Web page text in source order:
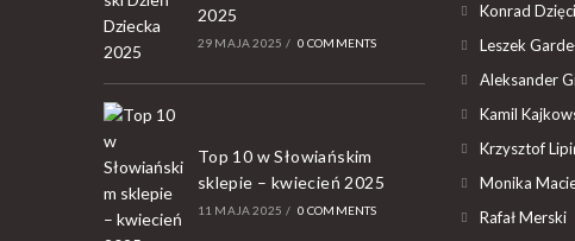
2025
29 MAJA 2025 / 0 COMMENTS
Top 10 w Słowiańskim
sklepie – kwiecień 2025
11 MAJA 2025 / 0 COMMENTS
Konrad
Leszek
Aleksander
Kamil
Krzysztof
Monika
Rafał Merski